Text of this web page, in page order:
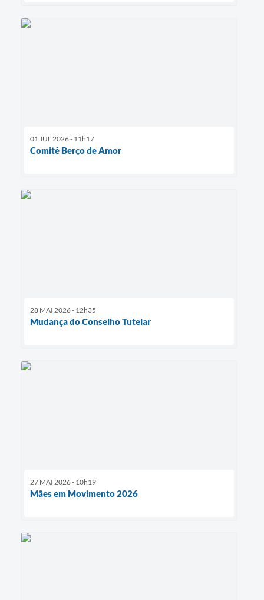
01 JUL 2026 - 11h17
Comitê Berço de Amor
28 MAI 2026 - 12h35
Mudança do Conselho Tutelar
27 MAI 2026 - 10h19
Mães em Movimento 2026